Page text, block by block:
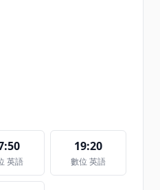
英語
19:20
數位 英語